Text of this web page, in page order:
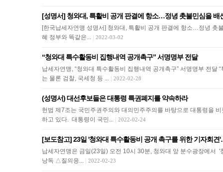
[성명서] 청와대, 특활비 공개 판결에 항소…정녕 촛불민심을
[한국납세자연맹 성명서] 청와대, 특활비 공개 판결에 항소…정녕
혜 정부와 똑같은...
2022-03-02
“청와대 특수활동비 집행내역 공개촉구” 서명명부 전달
납세자연맹, “청와대 특수활동비 집행내역 공개촉구” 서명명부 전달
는 물론 검찰, 국세청 등 ...
2022-02-28
(성명서) 대선후보들은 대통령 특권폐지를 약속하라
헌법 제7조는 국민주권주의와 대의민주주의를 바탕으로 대통령을
하고 있다. 대통령이 국민...
2022-02-24
[보도참고] 23일 '청와대 특수활동비 공개 촉구를 위한 기자회
납세자연맹은 금일(23일) 오전 10시 30분, 청와대 앞 분수광장에
낭독 △질의응...
2022-02-23